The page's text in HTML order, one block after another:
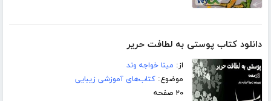
دانلود کتاب پوستی به لطافت حریر
از: مینا خواجه وند
موضوع:کتاب‌های آموزشی زیبایی
۲۰ صفحه